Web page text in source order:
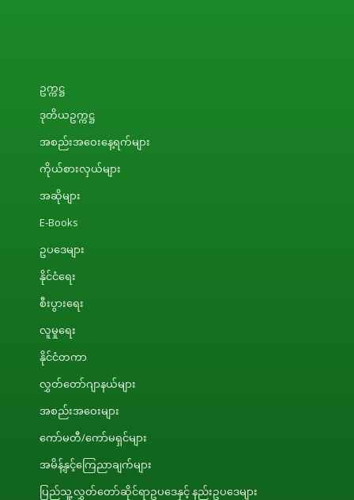
ဥက္ကဋ္ဌ
ဒုတိယဥက္ကဋ္ဌ
အစည်းအဝေးနေ့ရက်များ
ကိုယ်စားလှယ်များ
အဆိုများ
E-Books
ဥပဒေများ
နိုင်ငံရေး
စီးပွားရေး
လူမှုရေး
နိုင်ငံတကာ
လွှတ်တော်ဂျာနယ်များ
အစည်းအဝေးများ
ကော်မတီ/ကော်မရှင်များ
အမိန့်နှင့်ကြေညာချက်များ
ပြည်သူ့လွှတ်တော်ဆိုင်ရာဥပဒေနှင့် နည်းဥပဒေများ